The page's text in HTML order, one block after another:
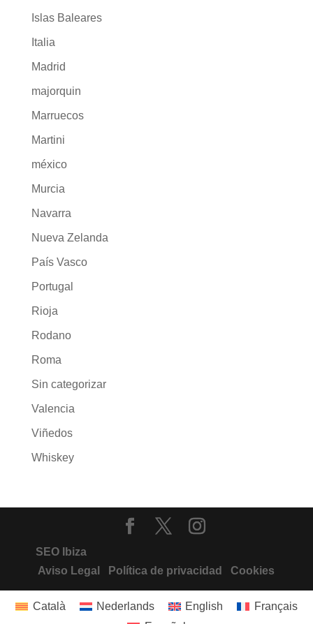
Islas Baleares
Italia
Madrid
majorquin
Marruecos
Martini
méxico
Murcia
Navarra
Nueva Zelanda
País Vasco
Portugal
Rioja
Rodano
Roma
Sin categorizar
Valencia
Viñedos
Whiskey
SEO Ibiza
Aviso Legal
Política de privacidad Cookies
Català Nederlands English
Français